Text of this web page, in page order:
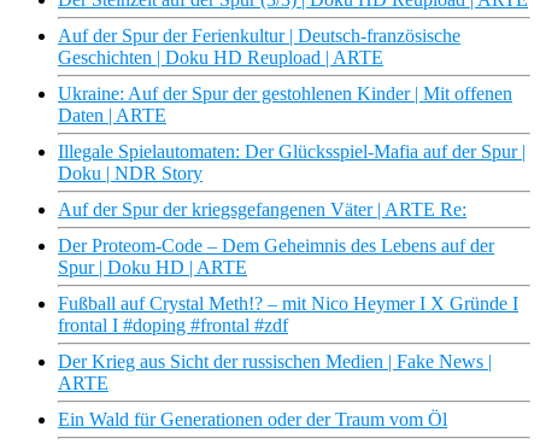
Auf der Spur der Ferienkultur | Deutsch-französische
Geschichten | Doku HD Reupload | ARTE
Ukraine: Auf der Spur der gestohlenen Kinder | Mit offenen
Daten | ARTE
Illegale Spielautomaten: Der Glücksspiel-Mafia auf der Spur |
Doku | NDR Story
Auf der Spur der kriegsgefangenen Väter | ARTE Re:
Der Proteom-Code – Dem Geheimnis des Lebens auf der
Spur | Doku HD | ARTE
Fußball auf Crystal Meth!? – mit Nico Heymer I X Gründe I
frontal I #doping #frontal #zdf
Der Krieg aus Sicht der russischen Medien | Fake News |
ARTE
Ein Wald für Generationen oder der Traum vom Öl